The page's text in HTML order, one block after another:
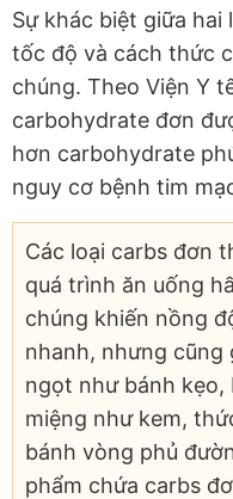
Sự khác biệt giữa
tốc độ và cách thức
chúng. Theo Viện Y
carbohydrate đơn
hơn carbohydrate
nguy cơ bệnh tim
Các loại carbs đơn
quá trình ăn uống
chúng khiến nồng
nhanh, nhưng cũng
ngọt như bánh
miệng như kem,
bánh vòng phủ
phẩm chứa carbs